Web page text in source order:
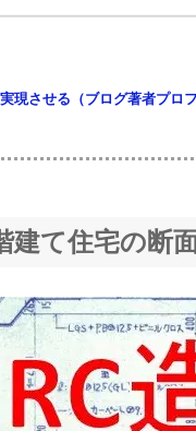
現させる（ブログ著者プロ
建て住宅の断